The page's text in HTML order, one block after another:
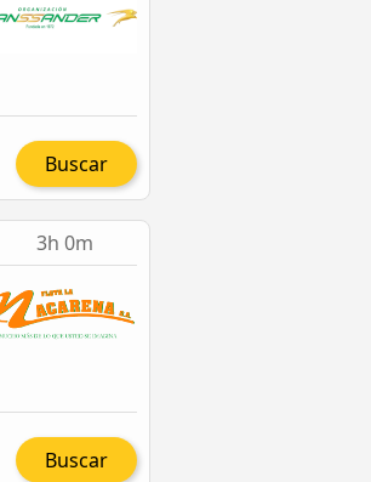
Buscar
3h 0m
Buscar